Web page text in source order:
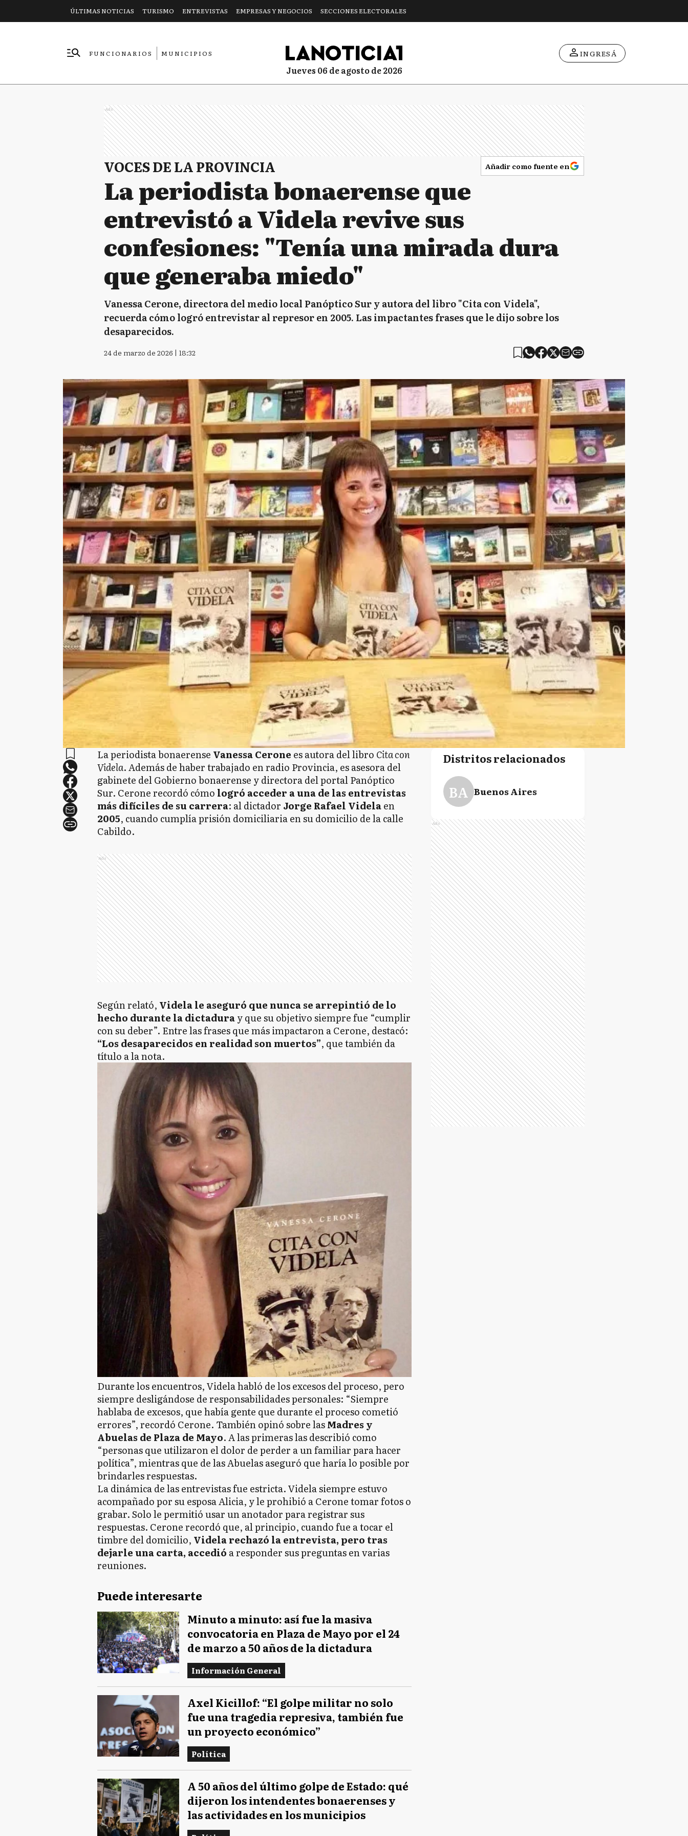
ÚLTIMAS NOTICIAS TURISMO ENTREVISTAS EMPRESAS Y NEGOCIOS SECCIONES ELECTORALES
FUNCIONARIOS
MUNICIPIOS
jueves 06 de agosto de 2026
INGRESÁ
Ads
VOCES DE LA PROVINCIA Añadir como fuente en
La periodista bonaerense que
entrevistó a Videla revive sus
confesiones: "Tenía una mirada dura
que generaba miedo"
Vanessa Cerone, directora del medio local Panóptico Sur y autora del libro "Cita con Videla",
recuerda cómo logró entrevistar al represor en 2005. Las impactantes frases que le dijo sobre los
desaparecidos.
24 de marzo de 2026 | 18:32
La periodista bonaerense Vanessa Cerone es autora del libro Cita con
Videla. Además de haber trabajado en radio Provincia, es asesora del
gabinete del Gobierno bonaerense y directora del portal Panóptico
Sur. Cerone recordó cómo logró acceder a una de las entrevistas
más difíciles de su carrera: al dictador Jorge Rafael Videlaen
2005, cuando cumplía prisión domiciliaria en su domicilio de la calle
Cabildo.
Ads
Según relató, Videla le aseguró que nunca se arrepintió de lo
hecho durante la dictaduray que su objetivo siempre fue “cumplir
con su deber”. Entre las frases que más impactaron a Cerone, destacó:
“Los desaparecidos en realidad son muertos”, que también da
título a la nota.
Durante los encuentros, Videla habló de los excesos del proceso, pero
siempre desligándose de responsabilidades personales: “Siempre
hablaba de excesos, que había gente que durante el proceso cometió
errores”, recordó Cerone. También opinó sobre lasMadres y
Abuelas de Plaza de Mayo. A las primeras las describió como
“personas que utilizaron el dolor de perder a un familiar para hacer
política”, mientras que de las Abuelas aseguró que haría lo posible por
brindarles respuestas.
La dinámica de las entrevistas fue estricta. Videla siempre estuvo
acompañado por su esposa Alicia, y le prohibió a Cerone tomar fotos o
grabar. Solo le permitió usar un anotador para registrar sus
respuestas. Cerone recordó que, al principio, cuando fue a tocar el
timbre del domicilio, Videla rechazó la entrevista, pero tras
dejarle una carta, accedió a responder sus preguntas en varias
reuniones.
Puede interesarte
Minuto a minuto: así fue la masiva
convocatoria en Plaza de Mayo por el 24
de marzo a 50 años de la dictadura
Información General
Axel Kicillof: “El golpe militar no solo
fue una tragedia represiva, también fue
un proyecto económico”
Política
A 50 años del último golpe de Estado: qué
dijeron los intendentes bonaerenses y
las actividades en los municipios
Distritos relacionados
BA Buenos Aires
Ads